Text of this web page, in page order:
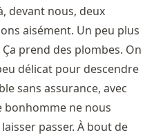
devant nous, deux
aisément. Un peu plus
prend des plombes. On
délicat pour descendre
sans assurance, avec
bonhomme ne nous
passer. À bout de